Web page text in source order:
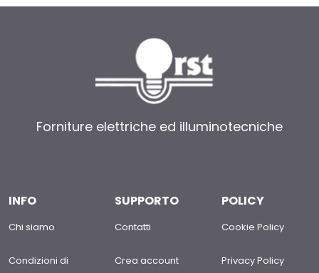
Forniture elettriche ed illuminotecniche
INFO
Chi siamo
Condizioni di
SUPPORTO
Contatti
Crea account
POLICY
Cookie Policy
Privacy Policy